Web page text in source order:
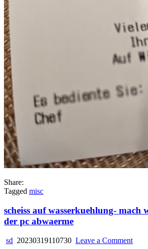
Share:
Tagged misc
scheiss auf wasserkuehlung- mach
der pc abwaerme
sd 20230319110730 Leave a Commenton